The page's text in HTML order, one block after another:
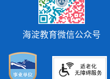
海淀教育微信公众号